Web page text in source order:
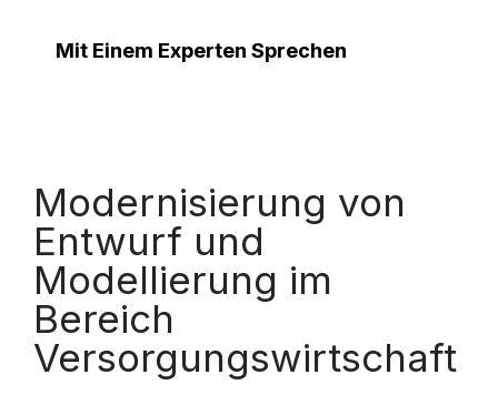
Mit Einem Experten Sprechen
Modernisierung von
Entwurf und
Modellierung im
Bereich
Versorgungswirtschaft